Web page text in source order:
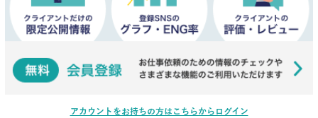
アカウントをお持ちの方はこちらからログイン